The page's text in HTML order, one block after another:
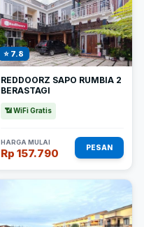
⭐ 7.8
REDDOORZ SAPO RUMBIA 2
BERASTAGI
📶 WiFi Gratis
HARGA MULAI
Rp 157.790 PESAN